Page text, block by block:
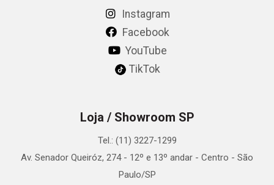
Instagram
Facebook
YouTube
TikTok
Loja / Showroom SP
Tel.: (11) 3227-1299
Av. Senador Queiróz, 274 - 12º e 13º andar - Centro - São
Paulo/SP